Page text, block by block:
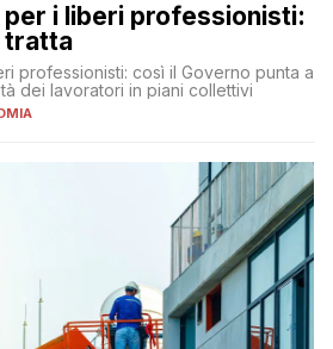
per i liberi professionisti:
tratta
professionisti: così il Governo punta a
dei lavoratori in piani collettivi